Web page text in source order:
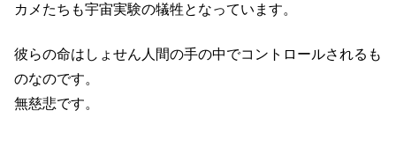
カメたちも宇宙実験の犠牲となっています。
彼らの命はしょせん人間の手の中でコントロールされるも
のなのです。
無慈悲です。